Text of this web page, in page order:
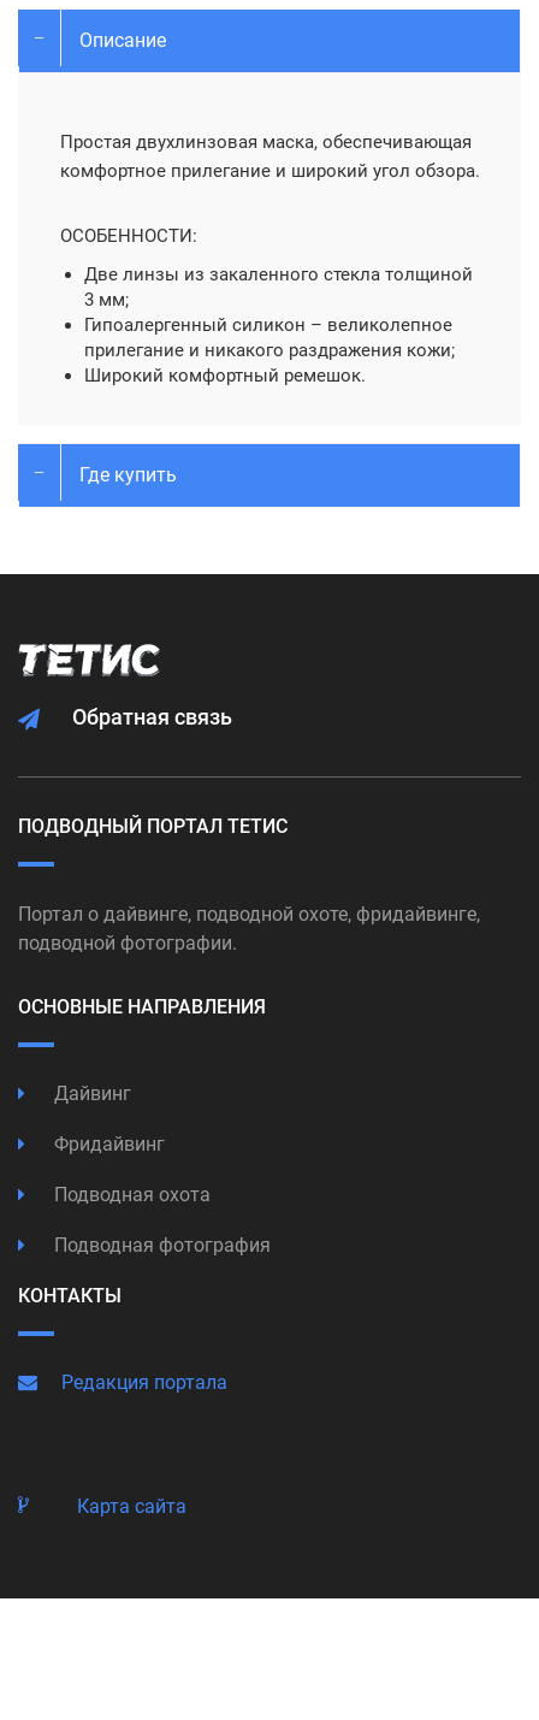
Описание
Простая двухлинзовая маска, обеспечивающая
комфортное прилегание и широкий угол обзора.
ОСОБЕННОСТИ:
Две линзы из закаленного стекла толщиной
3 мм;
Гипоалергенный силикон – великолепное
прилегание и никакого раздражения кожи;
Широкий комфортный ремешок.
Где купить
Обратная связь
ПОДВОДНЫЙ ПОРТАЛ ТЕТИС
Портал о дайвинге, подводной охоте, фридайвинге,
подводной фотографии.
ОСНОВНЫЕ НАПРАВЛЕНИЯ
Дайвинг
Фридайвинг
Подводная охота
Подводная фотография
КОНТАКТЫ
Редакция портала
Карта сайта